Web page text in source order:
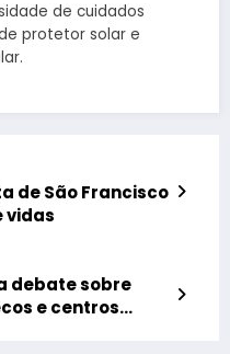
de cuidados
protetor solar e
de São Francisco
vidas
debate sobre
e centros